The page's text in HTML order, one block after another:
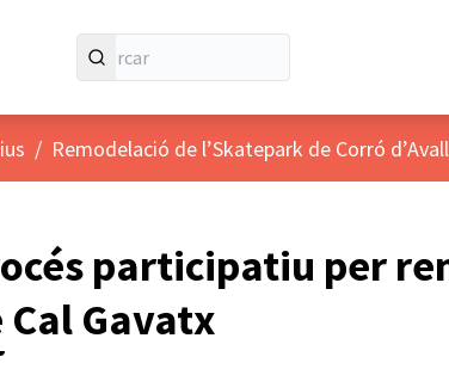
/ Remodelació de l’Skatepark de Corró d’Avall
participatiu per
Cal Gavatx